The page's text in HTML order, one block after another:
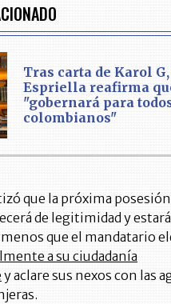
Tras carta de Karol G,
Espriella reafirma
"gobernará para
colombianos"
que la próxima posesión
de legitimidad y
que el mandatario
a su ciudadanía
y aclare sus nexos con las